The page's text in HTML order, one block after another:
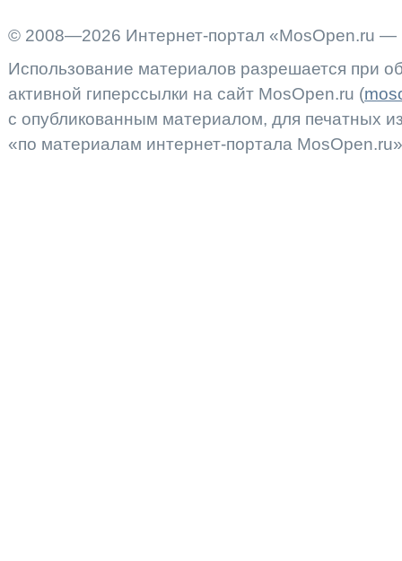
© 2008—2026 Интернет-портал «MosOpen.ru —
Использование материалов разрешается при
активной гиперссылки на сайт MosOpen.ru (
с опубликованным материалом, для печатных
«по материалам интернет-портала